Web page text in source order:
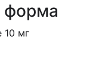
форма
10 мг